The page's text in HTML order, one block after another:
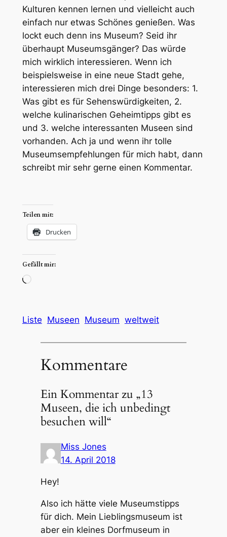
Kulturen kennen lernen und vielleicht auch
einfach nur etwas Schönes genießen. Was
lockt euch denn ins Museum? Seid ihr
überhaupt Museumsgänger? Das würde
mich wirklich interessieren. Wenn ich
beispielsweise in eine neue Stadt gehe,
interessieren mich drei Dinge besonders: 1.
Was gibt es für Sehenswürdigkeiten, 2.
welche kulinarischen Geheimtipps gibt es
und 3. welche interessanten Museen sind
vorhanden. Ach ja und wenn ihr tolle
Museumsempfehlungen für mich habt, dann
schreibt mir sehr gerne einen Kommentar.
Teilen mit:
Drucken
Gefällt mir:
Wird
Liste Museen Museum weltweit
Kommentare
Ein Kommentar zu „13
Museen, die ich unbedingt
besuchen will“
Miss Jones
14. April 2018
Hey!
Also ich hätte viele Museumstipps
für dich. Mein Lieblingsmuseum ist
aber ein kleines Dorfmuseum in